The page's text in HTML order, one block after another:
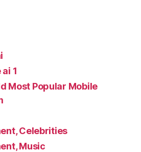
1
Most Popular Mobile
Celebrities
Music